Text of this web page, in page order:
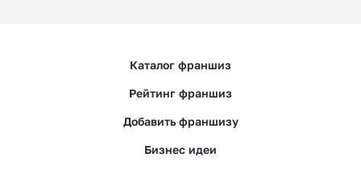
Каталог франшиз
Рейтинг франшиз
Добавить франшизу
Бизнес идеи